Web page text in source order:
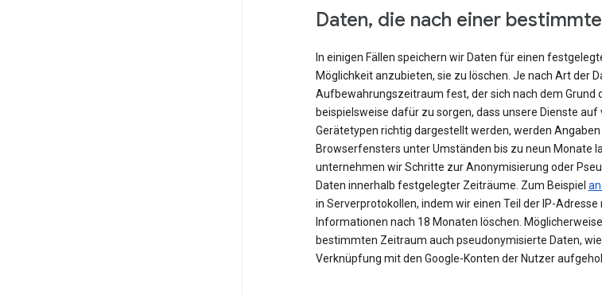
Daten, die nach einer
In einigen Fällen speichern wir Daten für einen
Möglichkeit anzubieten, sie zu löschen. Je nach Art der
Aufbewahrungszeitraum fest, der sich nach dem Grund
beispielsweise dafür zu sorgen, dass unsere Dienste auf
Gerätetypen richtig dargestellt werden, werden
Browserfensters unter Umständen bis zu neun Monate
unternehmen wir Schritte zur Anonymisierung oder
Daten innerhalb festgelegter Zeiträume. Zum Beispiel
in Serverprotokollen, indem wir einen Teil der IP-
Informationen nach 18 Monaten löschen.
bestimmten Zeitraum auch pseudonymisierte Daten,
Verknüpfung mit den Google-Konten der Nutzer